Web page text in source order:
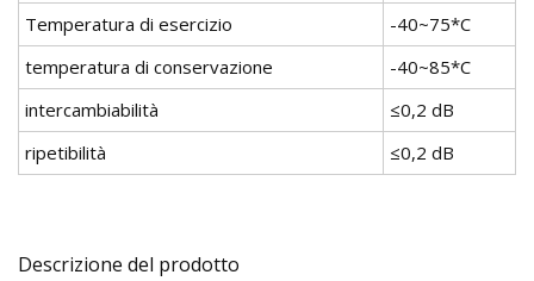
Temperatura di esercizio
-40~75*C
temperatura di conservazione
-40~85*C
intercambiabilità
≤0,2 dB
ripetibilità
≤0,2 dB
Descrizione del prodotto